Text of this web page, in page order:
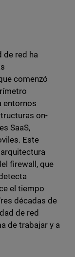
de red ha
comenzó
entornos
on-
SaaS,
Este
firewall, que
el tiempo
décadas de
de red
de trabajar y a